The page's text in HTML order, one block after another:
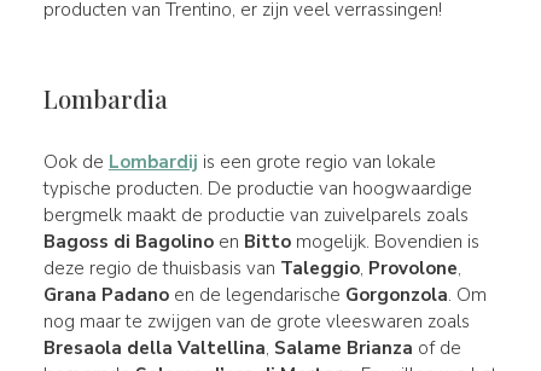
producten van Trentino, er zijn veel verrassingen!
Lombardia
Ook de Lombardij is een grote regio van lokale
typische producten. De productie van hoogwaardige
bergmelk maakt de productie van zuivelparels zoals
Bagoss di Bagolinoen Bittomogelijk. Bovendien is
deze regio de thuisbasis van Taleggio, Provolone,
Grana Padanoen de legendarische Gorgonzola. Om
nog maar te zwijgen van de grote vleeswaren zoals
Bresaola della Valtellina, Salame Brianza of de